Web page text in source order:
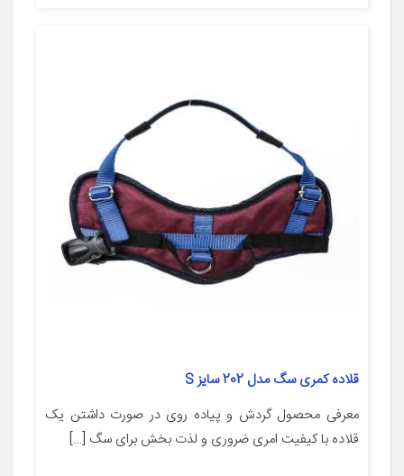
قلاده کمری سگ مدل 202 سایز S
معرفی محصول گردش و پیاده روی در صورت داشتن یک
قلاده با کیفیت امری ضروری و لذت بخش برای سگ […]